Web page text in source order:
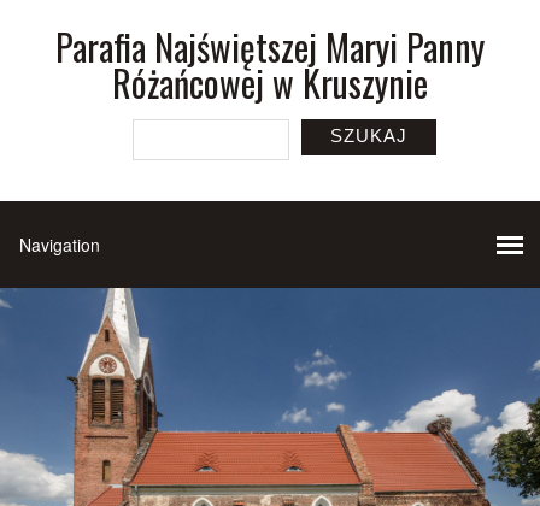
Parafia Najświętszej Maryi Panny
Różańcowej w Kruszynie
SZUKAJ